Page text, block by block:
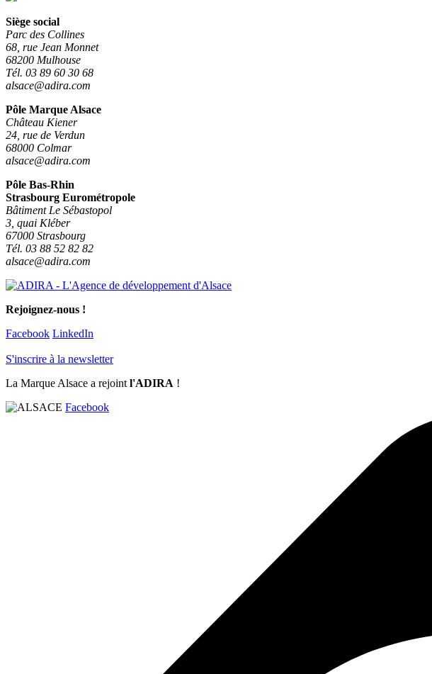
Siège social
Parc des Collines
68, rue Jean Monnet
68200 Mulhouse
Tél. 03 89 60 30 68
alsace@adira.com
Pôle Marque Alsace
Château Kiener
24, rue de Verdun
68000 Colmar
alsace@adira.com
Pôle Bas-Rhin
Strasbourg Eurométropole
Bâtiment Le Sébastopol
3, quai Kléber
67000 Strasbourg
Tél. 03 88 52 82 82
alsace@adira.com
Rejoignez-nous !
Facebook LinkedIn
S'inscrire à la newsletter
La Marque Alsace a rejointl'ADIRA !
Facebook